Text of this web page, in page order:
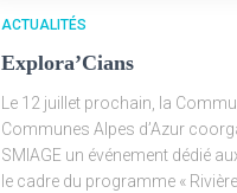
ACTUALITÉS
Explora’Cians
Le 12 juillet prochain, la
Communes Alpes d’Azur
SMIAGE un événement dédié
le cadre du programme «